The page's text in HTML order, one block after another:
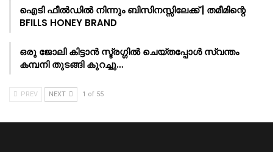
ഐടി ഫീൽഡിൽ നിന്നും ബിസിനസ്സിലേക്ക് | തമീമിന്റെ
BFILLS HONEY BRAND
ഒരു ജോലി കിട്ടാൻ സ്ട്രഗ്ഗിൽ ചെയ്തപ്പോൾ സ്വന്തം
കമ്പനി തുടങ്ങി കുറച്ചു…
PREV NEXT 1 of 55